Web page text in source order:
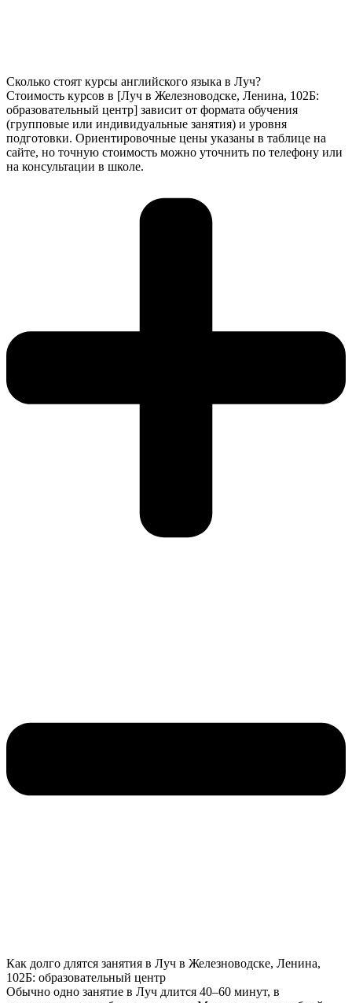
Сколько стоят курсы английского языка в Луч?
Стоимость курсов в [Луч в Железноводске, Ленина, 102Б:
образовательный центр] зависит от формата обучения
(групповые или индивидуальные занятия) и уровня
подготовки. Ориентировочные цены указаны в таблице на
сайте, но точную стоимость можно уточнить по телефону или
на консультации в школе.
Как долго длятся занятия в Луч в Железноводске, Ленина,
102Б: образовательный центр
Обычно одно занятие в Луч длится 40–60 минут, в